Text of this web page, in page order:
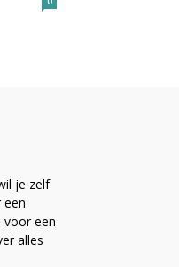
je zelf
een
voor een
alles